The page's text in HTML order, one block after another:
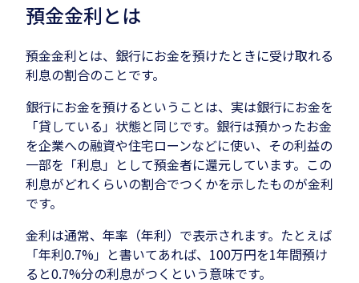
預金金利とは
預金金利とは、銀行にお金を預けたときに受け取れる
利息の割合のことです。
銀行にお金を預けるということは、実は銀行にお金を
「貸している」状態と同じです。銀行は預かったお金
を企業への融資や住宅ローンなどに使い、その利益の
一部を「利息」として預金者に還元しています。この
利息がどれくらいの割合でつくかを示したものが金利
です。
金利は通常、年率（年利）で表示されます。たとえば
「年利0.7%」と書いてあれば、100万円を1年間預け
ると0.7%分の利息がつくという意味です。